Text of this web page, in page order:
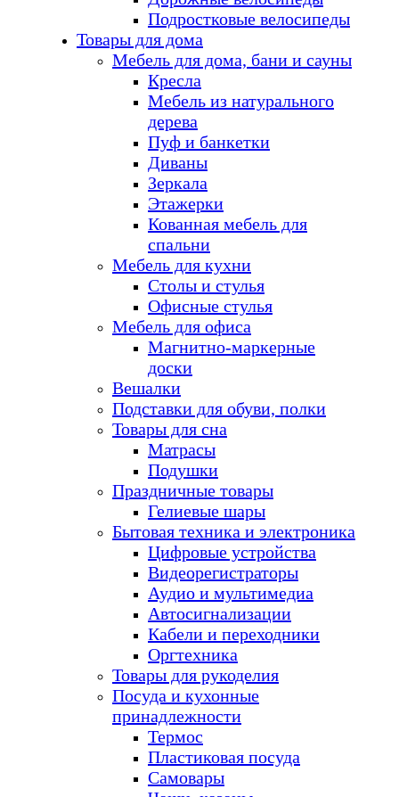
Подростковые велосипеды
Товары для дома
Мебель для дома, бани и сауны
Кресла
Мебель из натурального
дерева
Пуф и банкетки
Диваны
Зеркала
Этажерки
Кованная мебель для
спальни
Мебель для кухни
Столы и стулья
Офисные стулья
Мебель для офиса
Магнитно-маркерные
доски
Вешалки
Подставки для обуви, полки
Товары для сна
Матрасы
Подушки
Праздничные товары
Гелиевые шары
Бытовая техника и электроника
Цифровые устройства
Видеорегистраторы
Аудио и мультимедиа
Автосигнализации
Кабели и переходники
Оргтехника
Товары для рукоделия
Посуда и кухонные
принадлежности
Термос
Пластиковая посуда
Самовары